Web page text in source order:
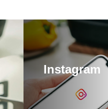
Instagram